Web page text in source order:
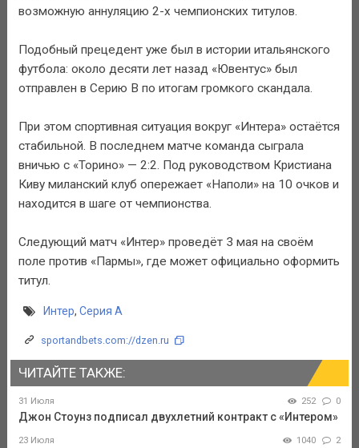
возможную аннуляцию 2-х чемпионских титулов.
Подобный прецедент уже был в истории итальянского
футбола: около десяти лет назад «Ювентус» был
отправлен в Серию B по итогам громкого скандала.
При этом спортивная ситуация вокруг «Интера» остаётся
стабильной. В последнем матче команда сыграла
вничью с «Торино» — 2:2. Под руководством Кристиана
Киву миланский клуб опережает «Наполи» на 10 очков и
находится в шаге от чемпионства.
Следующий матч «Интер» проведёт 3 мая на своём
поле против «Пармы», где может официально оформить
титул.
Интер, Серия A
sportandbets.com://dzen.ru
ЧИТАЙТЕ ТАКЖЕ:
31 Июля 252 0
Джон Стоунз подписал двухлетний контракт с «Интером»
23 Июля 1040 2